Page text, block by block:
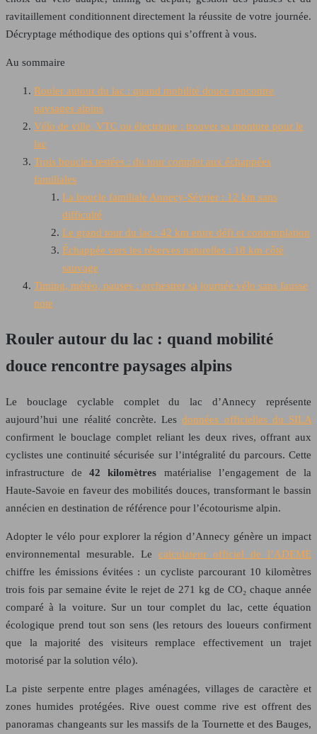
ravitaillement conditionnent directement la réussite de votre journée.
Décryptage méthodique des options qui s’offrent à vous.
Au sommaire
Rouler autour du lac : quand mobilité douce rencontre
paysages alpins
Vélo de ville, VTC ou électrique : trouver sa monture pour le
lac
Trois boucles testées : du tour complet aux échappées
familiales
La boucle familiale Annecy-Sévrier : 12 km sans
difficulté
Le grand tour du lac : 42 km entre défi et contemplation
Échappée vers les réserves naturelles : 18 km côté
sauvage
Timing, météo, pauses : orchestrer sa journée vélo sans fausse
note
Rouler autour du lac : quand mobilité
douce rencontre paysages alpins
Le bouclage cyclable complet du lac d’Annecy représente
aujourd’hui une réalité concrète. Lesdonnées officielles du SILA
confirment le bouclage complet reliant les deux rives, offrant aux
cyclistes une continuité sécurisée sur l’intégralité du parcours. Cette
infrastructure de42 kilomètres matérialise l’engagement de la
Haute-Savoie en faveur des mobilités douces, transformant le bassin
annécien en destination de référence pour l’écotourisme alpin.
Adopter le vélo pour explorer la région d’Annecy génère un impact
environnemental mesurable. Le calculateur officiel de l’ADEME
chiffre les émissions évitées : un cycliste parcourant 10 kilomètres
trois fois par semaine évite le rejet de 271 kg de CO₂ chaque année
comparé à la voiture. Sur un tour complet du lac, cette équation
écologique prend tout son sens (les retours des loueurs confirment
que la majorité des visiteurs remplace effectivement un trajet
motorisé par la solution vélo).
La piste serpente entre plages aménagées, villages de caractère et
zones humides protégées. Rive ouest comme rive est offrent des
panoramas changeants sur les massifs de la Tournette et des Bauges,